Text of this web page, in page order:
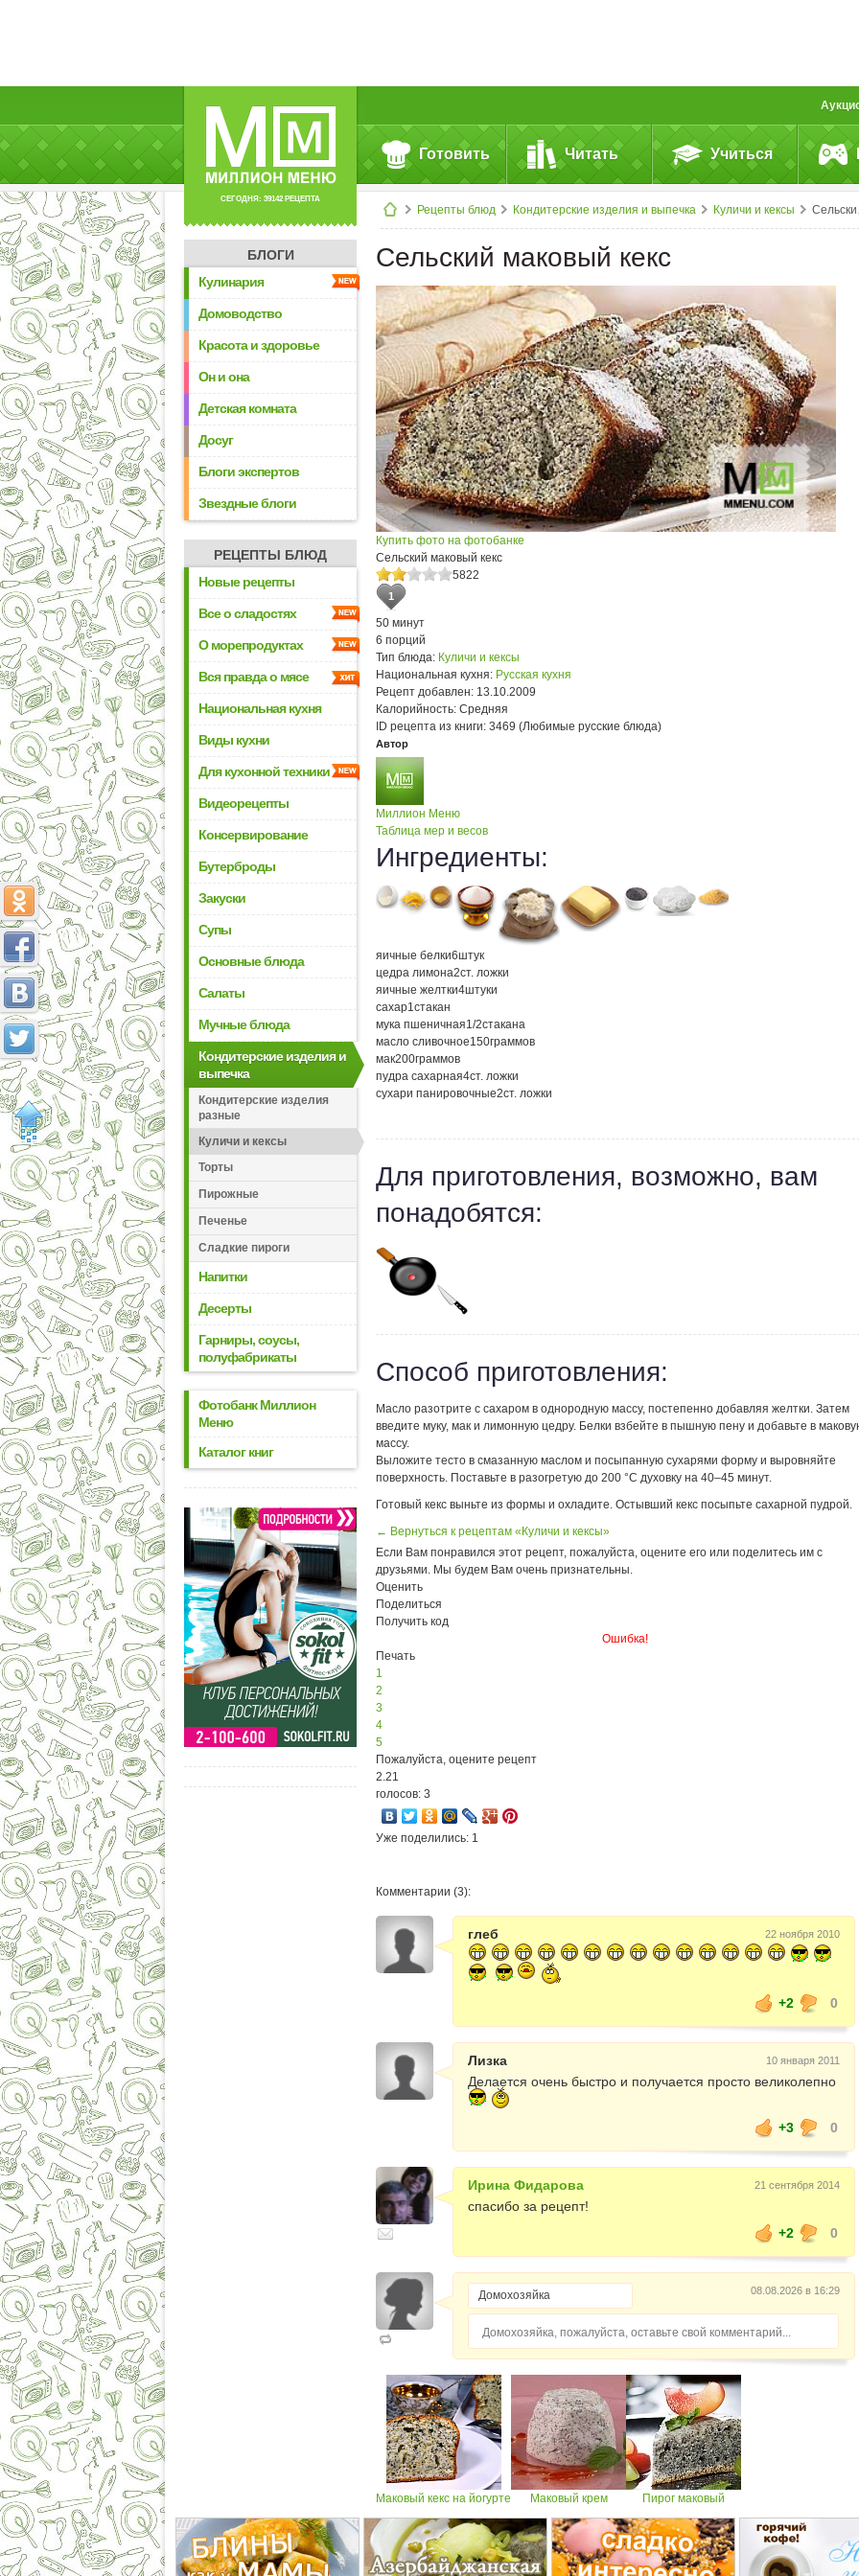
СЕГОДНЯ: 39142 РЕЦЕПТА
Готовить Читать Учиться
Рецепты блюд Кондитерские изделия и выпечка Куличи и кексы Сельский маковый кекс
БЛОГИ
Кулинария
Домоводство
Красота и здоровье
Он и она
Детская комната
Досуг
Блоги экспертов
Звездные блоги
РЕЦЕПТЫ БЛЮД
Новые рецепты
Все о сладостях
О морепродуктах
Вся правда о мясе
Национальная кухня
Виды кухни
Для кухонной техники
Видеорецепты
Консервирование
Бутерброды
Закуски
Супы
Основные блюда
Салаты
Мучные блюда
Кондитерские изделия и
выпечка
Кондитерские изделия
разные
Куличи и кексы
Торты
Пирожные
Печенье
Сладкие пироги
Напитки
Десерты
Гарниры, соусы,
полуфабрикаты
Фотобанк Миллион
Меню
Каталог книг
Сельский маковый кекс
Купить фото на фотобанке
Сельский маковый кекс
5822
1
50 минут
6 порций
Тип блюда: Куличи и кексы
Национальная кухня: Русская кухня
Рецепт добавлен: 13.10.2009
Калорийность: Средняя
ID рецепта из книги: 3469 (Любимые русские блюда)
Автор
Миллион Меню
Таблица мер и весов
Ингредиенты:
яичные белки6штук
цедра лимона2ст. ложки
яичные желтки4штуки
сахар1 стакан
мука пшеничная1/2стакана
масло сливочное150граммов
мак200граммов
пудра сахарная4ст. ложки
сухари панировочные2ст. ложки
Для приготовления, возможно, вам
понадобятся:
Способ приготовления:
Масло разотрите с сахаром в однородную массу, постепенно добавляя желтки. Затем
введите муку, мак и лимонную цедру. Белки взбейте в пышную пену и добавьте в
массу.
Выложите тесто в смазанную маслом и посыпанную сухарями форму и выровняйте
поверхность. Поставьте в разогретую до 200 °С духовку на 40–45 минут.
Готовый кекс выньте из формы и охладите. Остывший кекс посыпьте сахарной пудрой.
← Вернуться к рецептам «Куличи и кексы»
Если Вам понравился этот рецепт, пожалуйста, оцените его или поделитесь им с
друзьями. Мы будем Вам очень признательны.
Оценить
Поделиться
Получить код
Ошибка!
Печать
1
2
3
4
5
Пожалуйста, оцените рецепт
2.21
голосов: 3
Уже поделились: 1
Комментарии (3):
глеб 22 ноября 2010
+2 0
Лизка 10 января 2011
Делается очень быстро и получается просто великолепно
+3 0
Ирина Фидарова 21 сентября 2014
спасибо за рецепт!
+2
0
08.08.2026 в 16:29
Домохозяйка, пожалуйста, оставьте свой комментарий...
Маковый кекс на йогурте Маковый крем Пирог маковый